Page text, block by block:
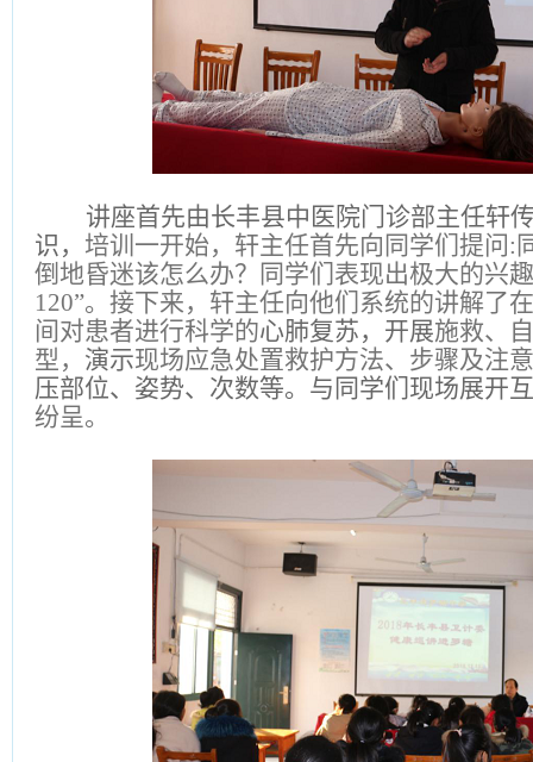
讲座首先由长丰县中医院门诊部主任轩
识， 培训一开始，轩主任首先向同学们提问 :
倒地昏迷该怎么办？同学们表现出极大的兴
120”。接下来，轩主任向他们系统的讲解了
间对患者进行科学的心肺复苏，开展施救、
型， 演示现场应急处置救护方法、步骤及注
压部位、姿势、次数等。与同学们现场展开
纷呈。